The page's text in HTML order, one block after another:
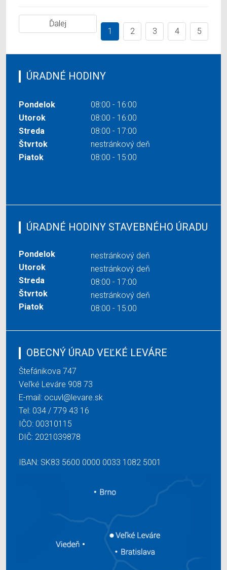
Ďalej
1 2 3 4 5
ÚRADNÉ HODINY
Pondelok
08:00 - 16:00
Utorok
08:00 - 16:00
Streda
08:00 - 17:00
Štvrtok
nestránkový deň
Piatok
08:00 - 15:00
ÚRADNÉ HODINY STAVEBNÉHO ÚRADU
Pondelok
nestránkový deň
Utorok
nestránkový deň
Streda
08:00 - 17:00
Štvrtok
nestránkový deň
Piatok
08:00 - 15:00
OBECNÝ ÚRAD VEĽKÉ LEVÁRE
Štefánikova 747
Veľké Leváre 908 73
E-mail: ocuvl@levare.sk
Tel: 034 / 779 43 16
IČO: 00310115
DIČ: 2021039878
IBAN: SK83 5600 0000 0033 1082 5001